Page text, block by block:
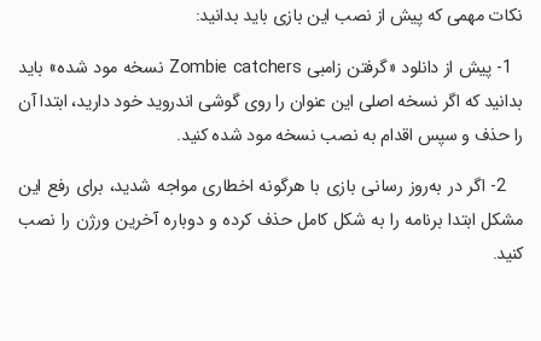
نکات مهمی که پیش از نصب این بازی باید بدانید:
‏ ‏ 1- پیش از دانلود «گرفتن زامبی Zombie catchers نسخه مود شده» باید
بدانید که اگر نسخه اصلی این عنوان را روی گوشی اندروید خود دارید، ابتدا آن
را حذف و سپس اقدام به نصب نسخه مود شده کنید.
‏ ‏ ‏ 2- اگر در به‌روز رسانی بازی با هرگونه اخطاری مواجه شدید، برای رفع این
مشکل ابتدا برنامه را به شکل کامل حذف کرده و دوباره آخرین ورژن را نصب
کنید.